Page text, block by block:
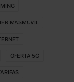
MASMOVIL
OFERTA 5G